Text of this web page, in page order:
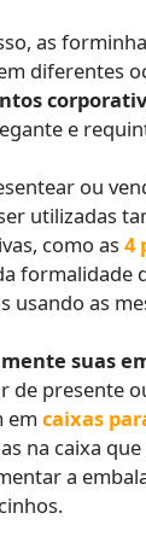
as
diferentes
e
ou
utilizadas
como as4
formalidade
usando as
suas
de presente
emcaixas
na caixa
a